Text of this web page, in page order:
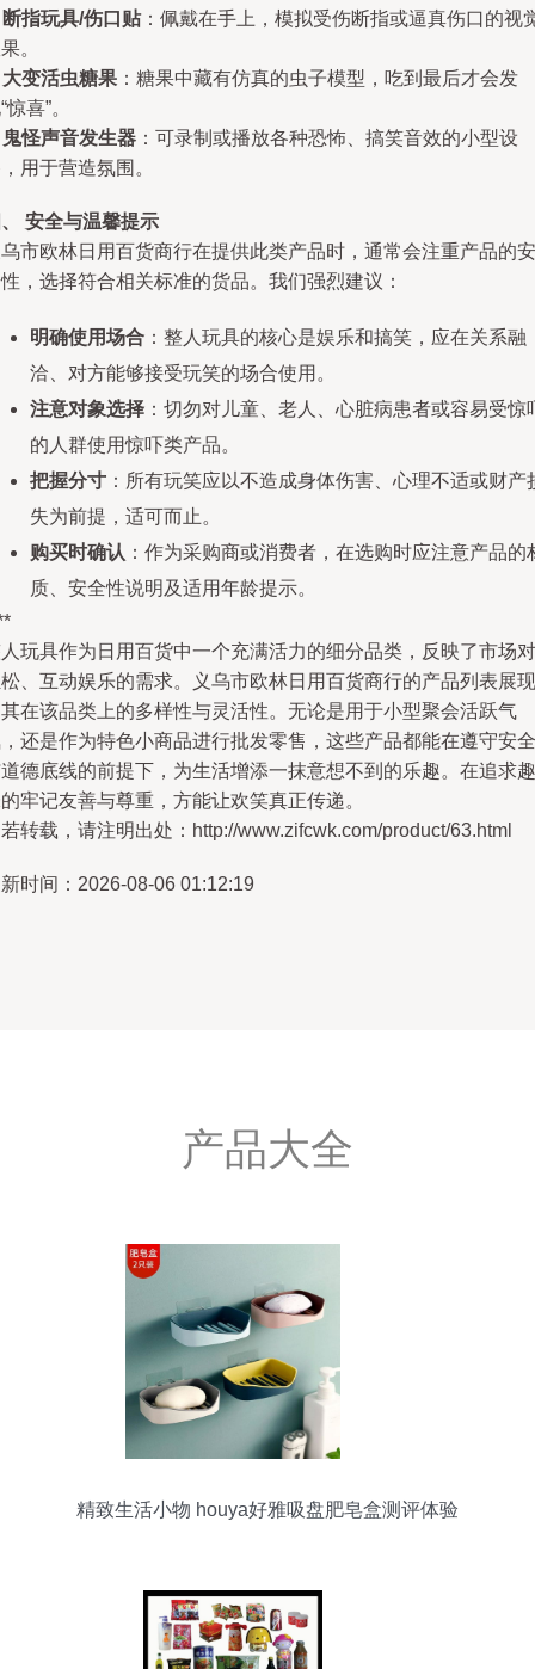
断指玩具/伤口贴：佩戴在手上，模拟受伤断指或逼真伤口的视
。
大变活虫糖果 ：糖果中藏有仿真的虫子模型，吃到最后才会发
惊喜”。
鬼怪声音发生器 ：可录制或播放各种恐怖、搞笑音效的小型设
用于营造氛围。
安全与温馨提示
市欧林日用百货商行在提供此类产品时，通常会注重产品的安
，选择符合相关标准的货品。我们强烈建议：
明确使用场合 ：整人玩具的核心是娱乐和搞笑，应在关系融
洽、对方能够接受玩笑的场合使用。
注意对象选择 ：切勿对儿童、老人、心脏病患者或容易受惊
的人群使用惊吓类产品。
把握分寸 ：所有玩笑应以不造成身体伤害、心理不适或财产
失为前提，适可而止。
购买时确认 ：作为采购商或消费者，在选购时应注意产品的
质、安全性说明及适用年龄提示。
玩具作为日用百货中一个充满活力的细分品类，反映了市场对
、互动娱乐的需求。义乌市欧林日用百货商行的产品列表展现
在该品类上的多样性与灵活性。无论是用于小型聚会活跃气
还是作为特色小商品进行批发零售，这些产品都能在遵守安全
德底线的前提下，为生活增添一抹意想不到的乐趣。在追求趣
牢记友善与尊重，方能让欢笑真正传递。
转载，请注明出处：http://www.zifcwk.com/product/63.html
时间：2026-08-06 01:12:19
产品大全
精致生活小物 houya好雅吸盘肥皂盒测评体验